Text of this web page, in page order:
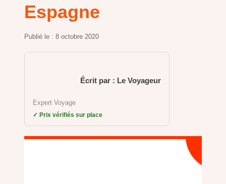
Espagne
Publié le : 8 octobre 2020
Écrit par : Le Voyageur
Expert Voyage
✓ Prix vérifiés sur place